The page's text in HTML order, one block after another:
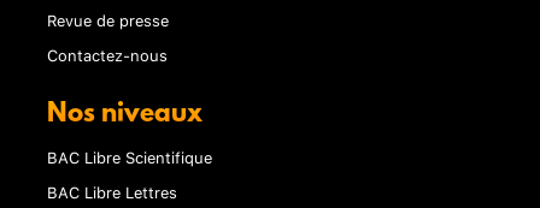
Revue de presse
Contactez-nous
Nos niveaux
BAC Libre Scientifique
BAC Libre Lettres